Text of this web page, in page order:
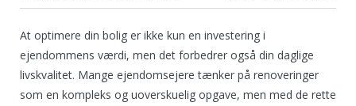
At optimere din bolig er ikke kun en investering i
ejendommens værdi, men det forbedrer også din daglige
livskvalitet. Mange ejendomsejere tænker på renoveringer
som en kompleks og uoverskuelig opgave, men med de rette